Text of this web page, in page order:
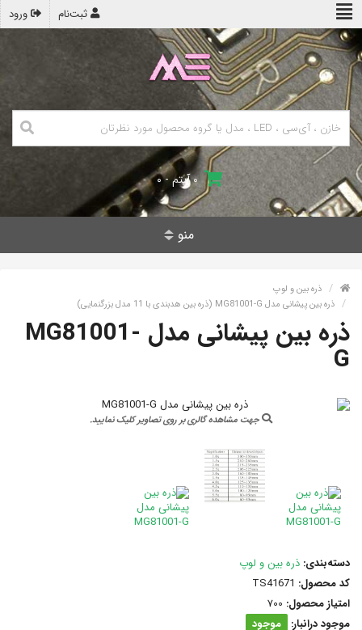
ورود ثبت‌نام
۰ آیتم - ۰
منو
ذره بین و لوپ
ذره بین پیشانی مدل MG81001-G (ذره بین هدبندی با 11 مدل بزرگنمایی)
ذره بین پیشانی مدل MG81001-
G
جهت مشاهده گالری بر روی تصاویر کلیک نمایید.
دسته‌بندی: ذره بین و لوپ
کد محصول: TS41671
امتیاز محصول: 700
موجود درانبار:
موجود